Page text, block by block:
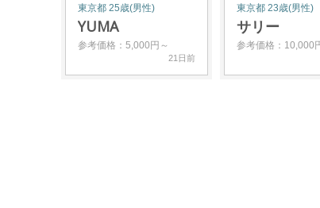
東京都 25歳(男性)
YUMA
参考価格：5,000円～
21日前
東京都 23歳(男性)
サリー
参考価格：10,000